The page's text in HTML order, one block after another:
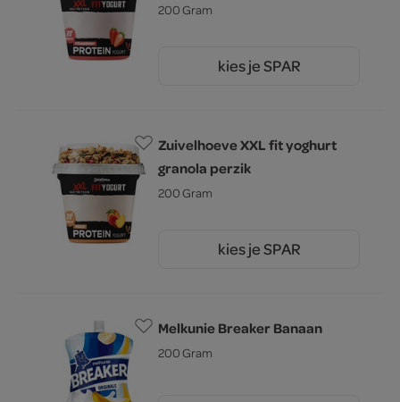
200 Gram
kies je SPAR
Zuivelhoeve XXL fit yoghurt
granola perzik
200 Gram
kies je SPAR
Melkunie Breaker Banaan
200 Gram